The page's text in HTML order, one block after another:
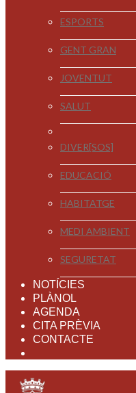
ESPORTS
GENT GRAN
JOVENTUT
SALUT
DIVER[SOS]
EDUCACIÓ
HABITATGE
MEDI AMBIENT
SEGURETAT
NOTÍCIES
PLÀNOL
AGENDA
CITA PRÈVIA
CONTACTE